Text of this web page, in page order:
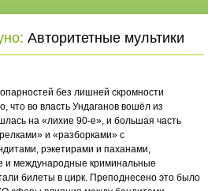
Авторитетные мультики
без лишней скромности
что во власть Ундаганов вошёл из
на «лихие 90-е», и большая часть
и «разборками» с
рэкетирами и паханами,
и международные криминальные
билеты в цирк. Преподнесено это было